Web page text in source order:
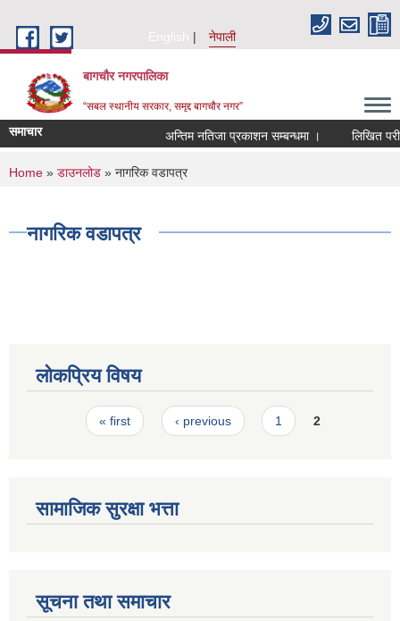
English
नेपाली
बागचौर नगरपालिका
“सबल स्थानीय सरकार, समृद्द बागचौर नगर”
समाचार अन्तिम नतिजा प्रकाशन सम्बन्धमा । लिखित
You are here
Home » डाउनलोड » नागरिक वडापत्र
नागरिक वडापत्र
लोकप्रिय विषय
Pages« first ‹ previous 1 2
सामाजिक सुरक्षा भत्ता
सूचना तथा समाचार